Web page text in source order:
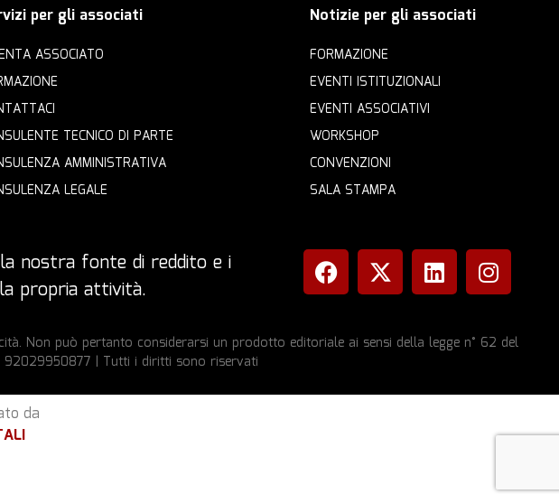
per gli associati
ASSOCIATO
TECNICO DI PARTE
AMMINISTRATIVA
LEGALE
Notizie per gli associati
FORMAZIONE
EVENTI ISTITUZIONALI
EVENTI ASSOCIATIVI
WORKSHOP
CONVENZIONI
SALA STAMPA
nostra fonte di reddito e i
propria attività.
Non può pertanto considerarsi un prodotto editoriale ai sensi della legge n° 62 del
92029950877 | Tutti i diritti sono riservati
da